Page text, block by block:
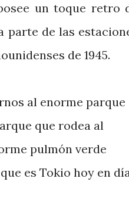
un toque retro
parte de las
de 1945.
al enorme parque
que rodea al
pulmón verde
es Tokio hoy en